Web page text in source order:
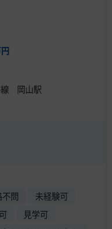
線 岡山駅
問
未経験可
見学可